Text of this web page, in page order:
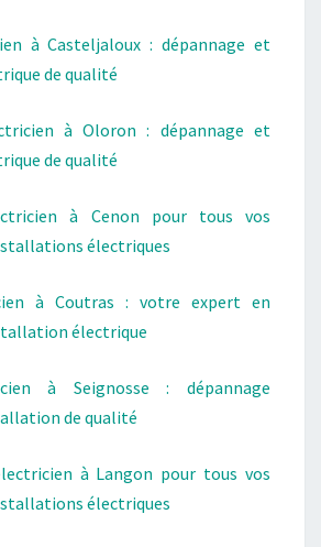
à Casteljaloux : dépannage et
de qualité
à Oloron : dépannage et
de qualité
à Cenon pour tous vos
électriques
à Coutras : votre expert en
électrique
à Seignosse : dépannage
de qualité
à Langon pour tous vos
électriques